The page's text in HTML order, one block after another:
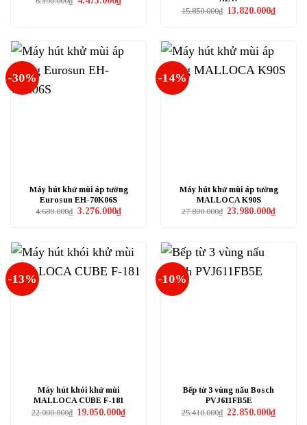
hiện
15.850.000₫ Giá
13.820.000₫Giá
hiện
-30%
Máy hút khử mùi áp tường
Eurosun EH-70K06S
4.680.000₫ Giá
3.276.000₫Giá
hiện
-14%
Máy hút khử mùi áp tường
MALLOCA K90S
27.800.000₫ Giá
23.980.000₫Giá
hiện
-13%
Máy hút khói khử mùi
MALLOCA CUBE F-181
22.000.000₫ Giá
19.050.000₫Giá
hiện
-10%
Bếp từ 3 vùng nấu Bosch
PVJ611FB5E
25.410.000₫ Giá
22.850.000₫Giá
hiện